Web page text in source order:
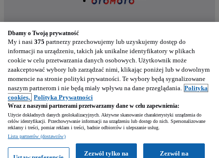
Napisz
Nasze aplikacje w twoim telefonie
Dbamy o Twoją prywatność
My i nasi 375 partnerzy przechowujemy lub uzyskujemy dostęp do
informacji na urządzeniu, takich jak unikalne identyfikatory w plikach
cookie w celu przetwarzania danych osobowych. Użytkownik może
zaakceptować wybory lub zarządzać nimi, klikając poniżej lub w dowolnym
momencie na stronie polityki prywatności. Te wybory będą sygnalizowane
naszym partnerom i nie będą miały wpływu na dane przeglądania. Polityka
cookies, Polityka Prywatności
Wraz z naszymi partnerami przetwarzamy dane w celu zapewnienia:
Użycie dokładnych danych geolokalizacyjnych. Aktywne skanowanie charakterystyki urządzenia do
celów identyfikacji. Przechowywanie informacji na urządzeniu lub dostęp do nich. Spersonalizowane
reklamy i treści, pomiar reklam i treści, badnie odbiorców i ulepszanie usług.
Lista partnerów (dostawców)
Zezwól na
Zezwól tylko na